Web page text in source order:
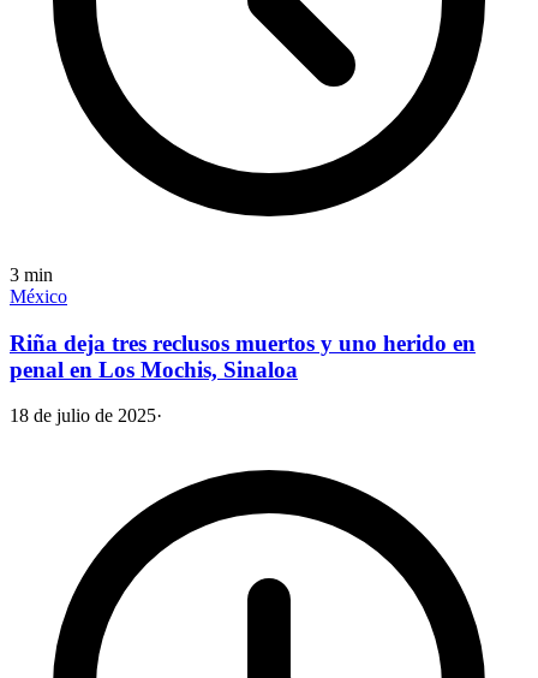
3 min
México
Riña deja tres reclusos muertos y uno herido en
penal en Los Mochis, Sinaloa
18 de julio de 2025·